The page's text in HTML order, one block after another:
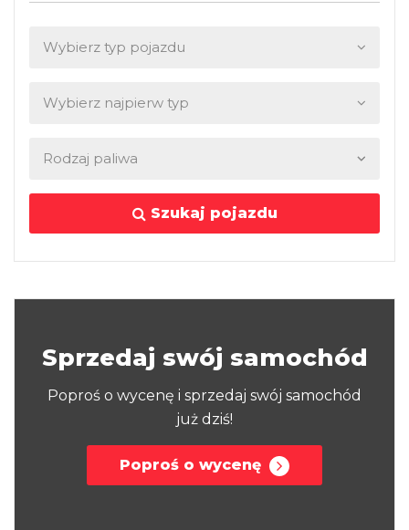
Szukaj pojazdu
Sprzedaj swój samochód
Poproś o wycenę i sprzedaj swój samochód
już dziś!
Poproś o wycenę